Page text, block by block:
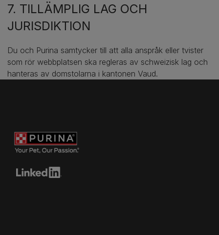
7. TILLÄMPLIG LAG OCH
JURISDIKTION
Du och Purina samtycker till att alla anspråk eller tvister
som rör webbplatsen ska regleras av schweizisk lag och
hanteras av domstolarna i kantonen Vaud.